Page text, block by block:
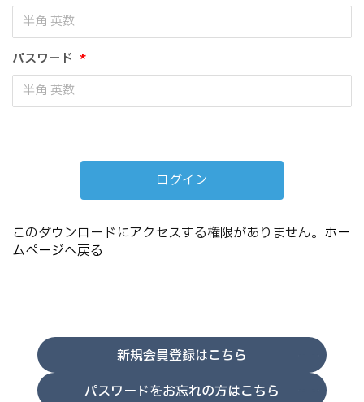
パスワード *
このダウンロードにアクセスする権限がありません。 ホー
ムページへ戻る
新規会員登録はこちら
パスワードをお忘れの方はこちら